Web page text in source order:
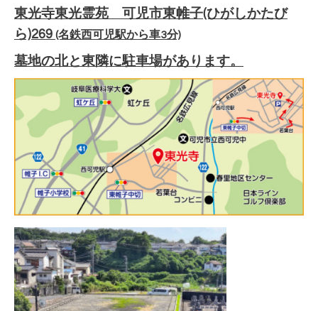
東光寺東光霊苑 可児市東帷子(ひがしかたび
ら)269 (名鉄西可児駅から車3分)
墓地の北と東隣に駐車場があります。